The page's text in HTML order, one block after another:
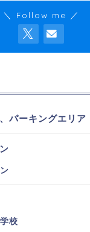
＼ Follow me ／
パーキングエリア
校